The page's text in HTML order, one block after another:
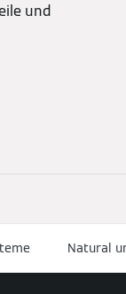
und
Natural